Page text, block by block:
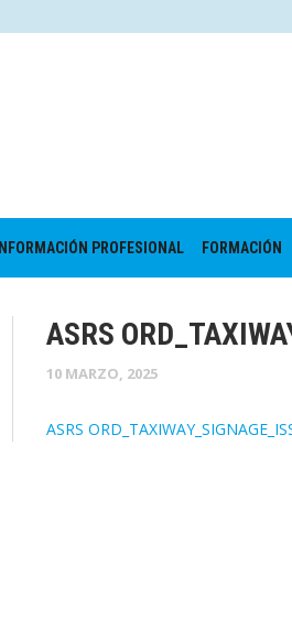
INFORMACIÓN PROFESIONAL FORMACIÓN
ASRS
10 MARZO, 2025
ASRS